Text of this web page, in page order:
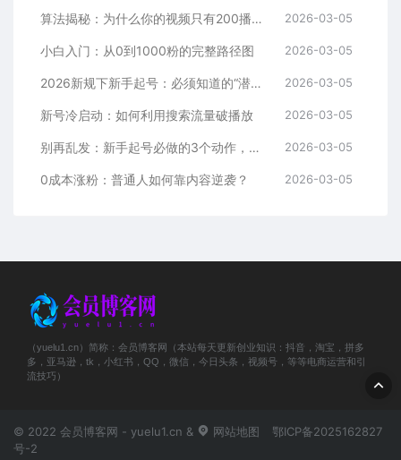
算法揭秘：为什么你的视频只有200播放？ 2026-03-05
小白入门：从0到1000粉的完整路径图 2026-03-05
2026新规下新手起号：必须知道的“潜规则” 2026-03-05
新号冷启动：如何利用搜索流量破播放 2026-03-05
别再乱发：新手起号必做的3个动作，解锁会员新媒体 2026-03-05
0成本涨粉：普通人如何靠内容逆袭？ 2026-03-05
（yuelu1.cn）简称：会员博客网（本站每天更新创业知识：抖音，淘宝，拼多
多，亚马逊，tk，小红书，QQ，微信，今日头条，视频号，等等电商运营和引
流技巧）
© 2022 会员博客网 - yuelu1.cn & 网站地图
鄂ICP备2025162827
号-2